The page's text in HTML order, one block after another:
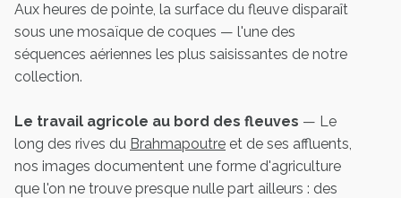
Aux heures de pointe, la surface du fleuve disparaît
sous une mosaïque de coques — l'une des
séquences aériennes les plus saisissantes de notre
collection.
Le travail agricole au bord des fleuves — Le
long des rives du Brahmapoutre et de ses affluents,
nos images documentent une forme d'agriculture
que l'on ne trouve presque nulle part ailleurs : des